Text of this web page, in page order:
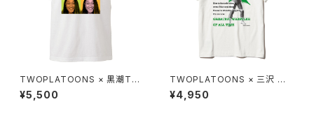
TWOPLATOONS × 黒潮TO
KYOジャパン コラボレーショ
ン-T / WHITE
¥5,500
TWOPLATOONS × 三沢 光
晴 コラボレーション-T / WHIT
E
¥4,950